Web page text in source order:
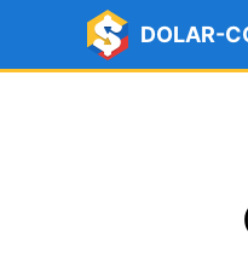
DOLAR-